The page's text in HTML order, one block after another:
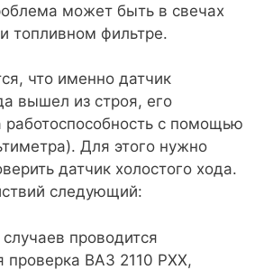
может быть в свечах
топливном фильтре.
что именно датчик
вышел из строя, его
работоспособность с помощью
Для этого нужно
датчик холостого хода.
следующий:
проводится
проверка ВАЗ 2110 РХХ,